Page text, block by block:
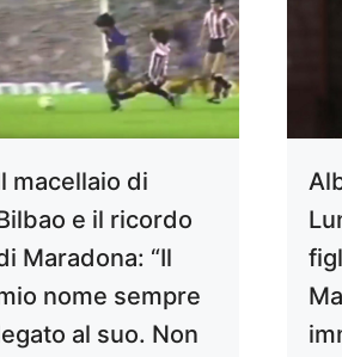
macellaio di
e il ricordo
Maradona: “Il
nome sempre
al suo. Non